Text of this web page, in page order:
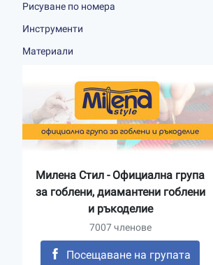
Рисуване по номера
Инструменти
Материали
Милена Стил - Официална група
за гоблени, диамантени гоблени
и ръкоделие
7007 членове
Посещаване на групата